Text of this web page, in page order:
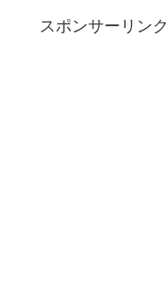
スポンサーリンク